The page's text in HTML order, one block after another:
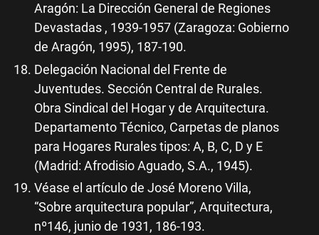
Aragón: La Dirección General de Regiones
Devastadas , 1939-1957 (Zaragoza: Gobierno
de Aragón, 1995), 187-190.
Delegación Nacional del Frente de
Juventudes. Sección Central de Rurales.
Obra Sindical del Hogar y de Arquitectura.
Departamento Técnico, Carpetas de planos
para Hogares Rurales tipos: A, B, C, D y E
(Madrid: Afrodisio Aguado, S.A., 1945).
Véase el artículo de José Moreno Villa,
“Sobre arquitectura popular”, Arquitectura,
nº146, junio de 1931, 186-193.